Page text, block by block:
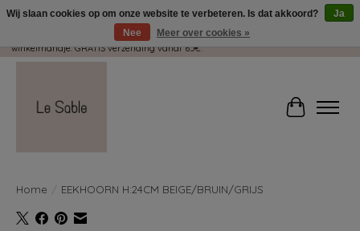
Wij pakken met plezier jouw kadootjes GRATIS in! Duid dit zeker aan in je
winkelmandje. GRATIS verzending vanaf 65€.
Home EEKHOORN H:24CM BEIGE/BRUIN/GRIJS
Wij slaan cookies op om onze website te verbeteren. Is dat akkoord?
Ja
Nee
Meer over cookies »